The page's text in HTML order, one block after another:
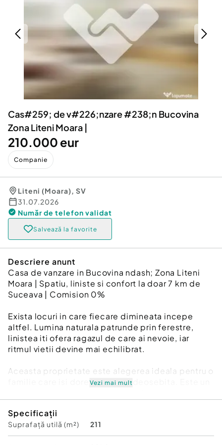
Animale de companie
Afaceri și echipamente profesionale
Inchiriere Bunuri si Vehicule
Utilaje agricole si industriale
Piese auto si accesorii
Dacia Duster
Cas#259; de v#226;nzare #238;n Bucovina
Zona Liteni Moara |
210.000 eur
Companie
Liteni (Moara), SV
31.07.2026
Număr de telefon validat
Salvează la favorite
Descriere anunt
Casa de vanzare in Bucovina ndash; Zona Liteni
Moara | Spatiu, liniste si confort la doar 7 km de
Suceava | Comision 0%
Exista locuri in care fiecare dimineata incepe
altfel. Lumina naturala patrunde prin ferestre,
linistea iti ofera ragazul de care ai nevoie, iar
ritmul vietii devine mai echilibrat.
Aceasta proprietate este alegerea ideala pentru o
familie care isi doreste o casa deosebita. Este un
linistita, la numai 7 km de Suceava.
Proprietatea ofera:
Vezi mai mult
Specificații
Suprafață utilă (m²) 211